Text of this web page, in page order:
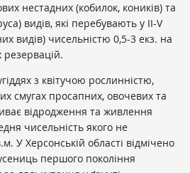
нестадних (кобилок, коників) та
видів, які перебувають у ІІ-V
видів) чисельністю 0,5-3 екз. на
резервацій.
з квітучою рослинністю,
смугах просапних, овочевих та
відродження та живлення
чисельність якого не
У Херсонській області відмічено
першого покоління